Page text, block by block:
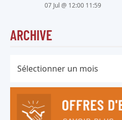
07 Jul @ 12:00 11:59
ARCHIVE